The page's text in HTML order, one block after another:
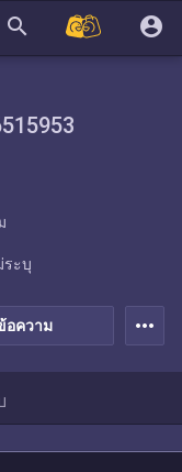
search account_circle
อความ
ระบุ
more_horiz